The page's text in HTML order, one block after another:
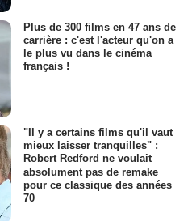
Plus de 300 films en 47 ans de
carrière : c'est l'acteur qu'on a
le plus vu dans le cinéma
français !
"Il y a certains films qu'il vaut
mieux laisser tranquilles" :
Robert Redford ne voulait
absolument pas de remake
pour ce classique des années
70